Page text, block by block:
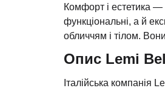
Комфорт і естетика —
функціональні, а й
обличчям і тілом.
Опис Lemi
Італійська компанія